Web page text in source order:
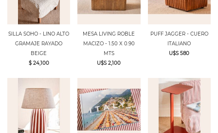
SILLA SOHO - LINO ALTO
GRAMAJE RAYADO
BEIGE
$ 24,100
MESA LIVING ROBLE
MACIZO - 1.50 X 0.90
MTS
U$S 2,100
PUFF JAGGER - CUERO
ITALIANO
U$S 580